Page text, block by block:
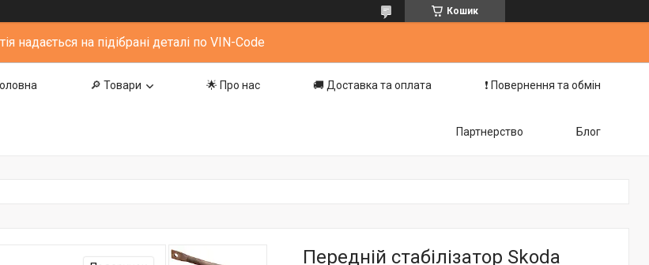
Кошик
надається на підібрані деталі по VIN-Code
🔎 Товари 🌟 Про нас 🚚 Доставка та оплата ❗️ Повернення та обмін
Партнерство Блог
Передній стабілізатор Skoda